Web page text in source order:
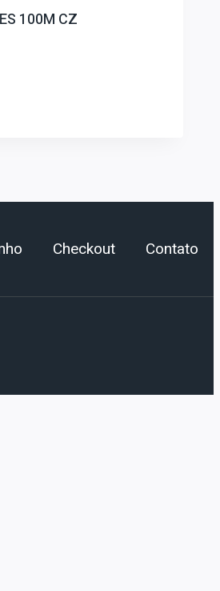
100M CZ
Checkout Contato